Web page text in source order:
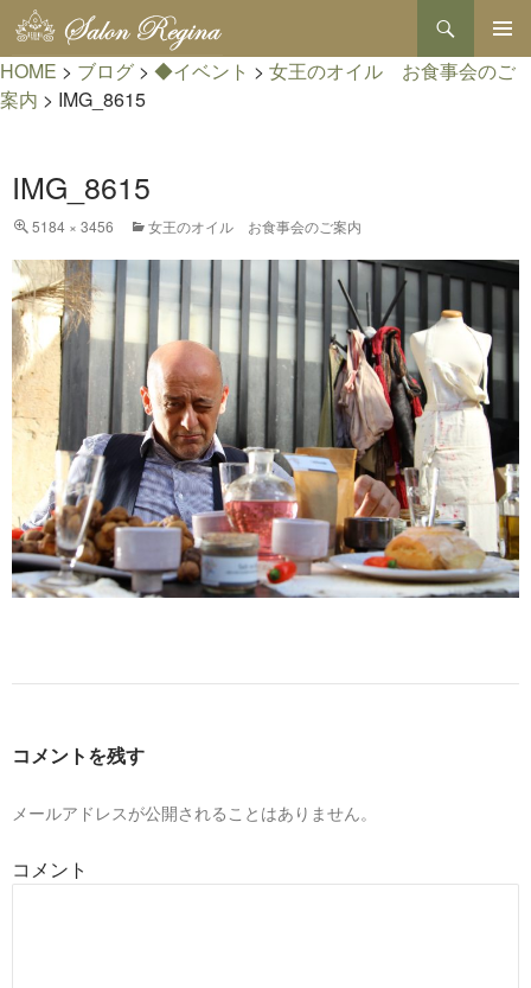
検
索
メインメ
ニュー
ン
HOME > ブログ > ◆イベント > 女王のオイル お食事会のご
案内 > IMG_8615
IMG_8615
5184 × 3456 女王のオイル お食事会のご案内
コメントを残す
メールアドレスが公開されることはありません。
コメント